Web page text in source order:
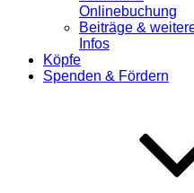
Onlinebuchung
Beiträge &
Infos
Köpfe
Spenden & Fördern